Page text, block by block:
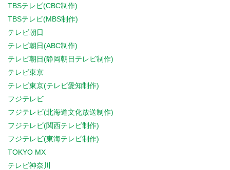
TBSテレビ(CBC制作)
TBSテレビ(MBS制作)
テレビ朝日
テレビ朝日(ABC制作)
テレビ朝日(静岡朝日テレビ制作)
テレビ東京
テレビ東京(テレビ愛知制作)
フジテレビ
フジテレビ(北海道文化放送制作)
フジテレビ(関西テレビ制作)
フジテレビ(東海テレビ制作)
TOKYO MX
テレビ神奈川